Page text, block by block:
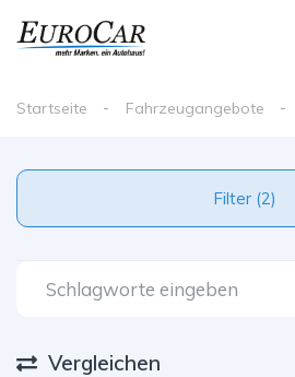
Startseite Fahrzeugangebote
Filter (2)
Vergleichen